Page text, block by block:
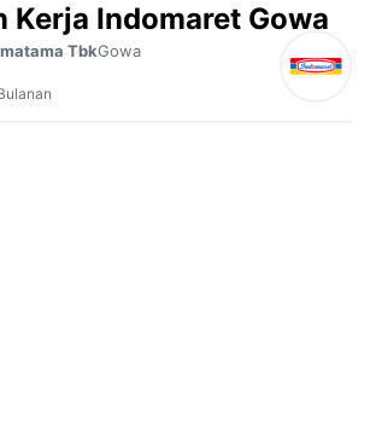
Kerja Indomaret Gowa
TbkGowa